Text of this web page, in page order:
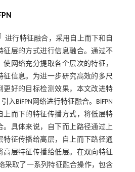
］进行特征融合，采用自上而下和自
征层的方式进行信息融合。通过不
使网络充分提取各个层次的特征，
征信息。为进一步研究高效的多尺
更好的目标检测效果，本文改进特
入BiFPN网络进行特征融合。BiFPN
上而下的特征传播方式，将低层特
。具体来说，自下而上路径通过上
特征传播给高层，自上而下路径通
高层特征传播给低层。在双向特征
采取了一系列特征融合操作，包含